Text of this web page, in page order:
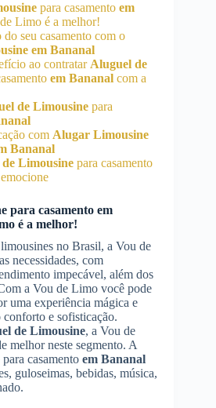
para casamento em
Limo é a melhor!
do seu casamento com o
em Bananal
ao contratar Aluguel de
em Bananal com a
de Limousine para
com Alugar Limousine
Bananal
Limousine para casamento
para casamento em
é a melhor!
no Brasil, a Vou de
necessidades, com
impecável, além dos
a Vou de Limo você pode
uma experiência mágica e
e sofisticação.
de Limousine, a Vou de
melhor neste segmento. A
para casamento em Bananal
guloseimas, bebidas, música,